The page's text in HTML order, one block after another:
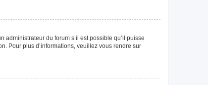
du forum s’il est possible qu’il puisse
Pour plus d’informations, veuillez vous rendre sur